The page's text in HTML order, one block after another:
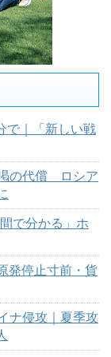
で｜「新しい戦
の代償 ロシア
で分かる」ホ
発停止寸前・貨
ナ侵攻｜夏季攻